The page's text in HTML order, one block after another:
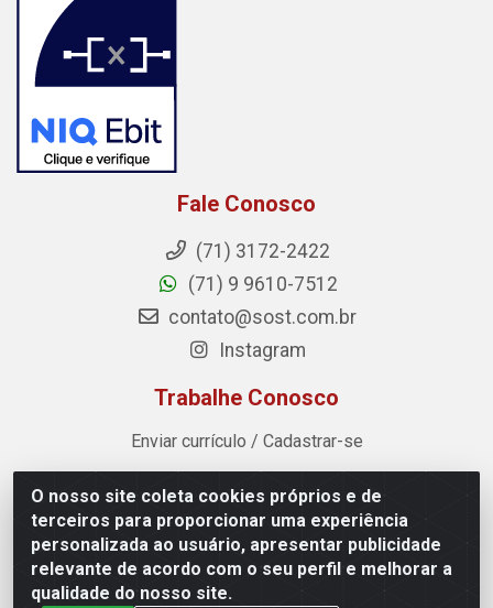
O nosso site coleta cookies próprios e de
terceiros para proporcionar uma experiência
personalizada ao usuário, apresentar publicidade
relevante de acordo com o seu perfil e melhorar a
qualidade do nosso site.
Fale Conosco
(71) 3172-2422
(71) 9 9610-7512
contato@sost.com.br
Instagram
Trabalhe Conosco
Enviar currículo / Cadastrar-se
Sost Distribuidora - Rua Cândido Rissut, 254 - Recreio
Ipitanga, Lauro de Freitas/BA - CEP 42.700-590 - CNPJ
07.041.307/0001-80